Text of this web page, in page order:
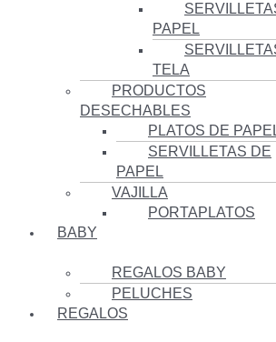
PAPEL
TELA
PRODUCTOS
DESECHABLES
PLATOS DE
SERVILLETAS DE
PAPEL
VAJILLA
PORTAPLATOS
BABY
REGALOS BABY
PELUCHES
REGALOS